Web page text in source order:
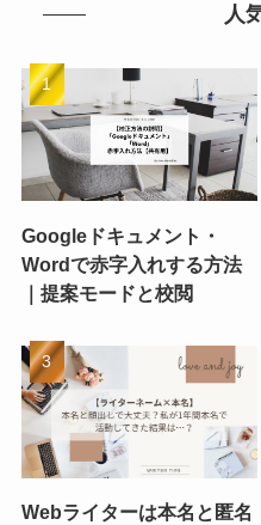
人
Googleドキュメント・
Wordで赤字入れする方法
｜提案モードと校閲
Webライターは本名と匿名